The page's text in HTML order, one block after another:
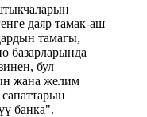
даяр тамак-аш
тамагы,
базарларында
бул
жана желим
банка".